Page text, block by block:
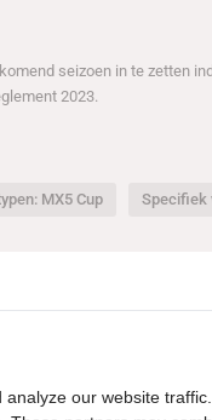
seizoen in te zetten
2023.
MX5 Cup Specifiek
our website